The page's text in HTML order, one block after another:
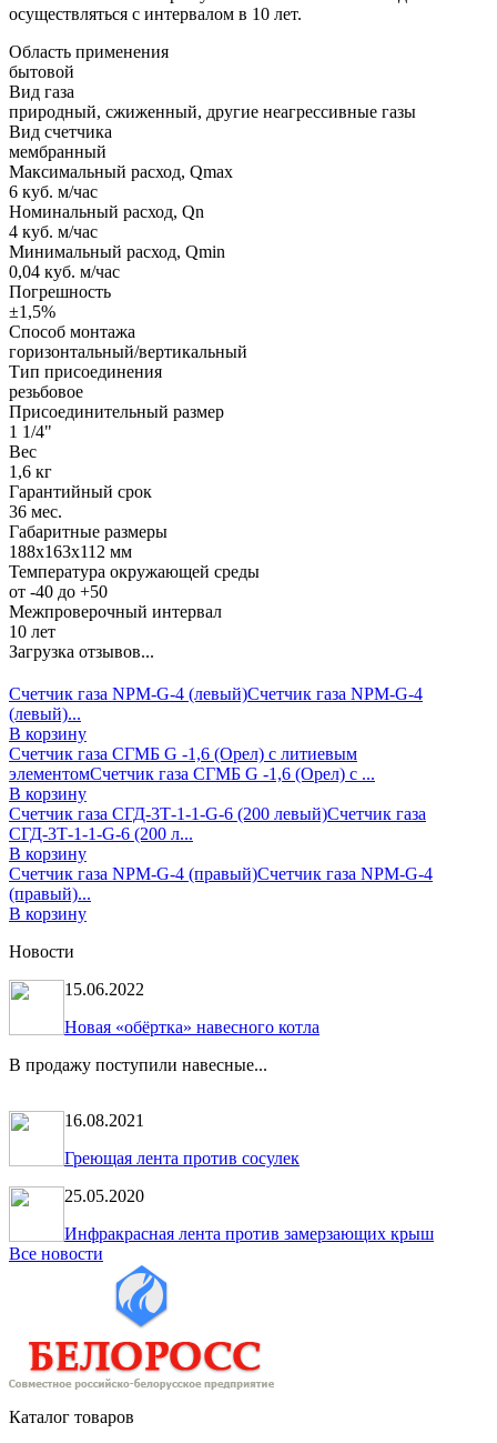
осуществляться с интервалом в 10 лет.
Область применения
бытовой
Вид газа
природный, сжиженный, другие неагрессивные газы
Вид счетчика
мембранный
Максимальный расход, Qmax
6 куб. м/час
Номинальный расход, Qn
4 куб. м/час
Минимальный расход, Qmin
0,04 куб. м/час
Погрешность
±1,5%
Способ монтажа
горизонтальный/вертикальный
Тип присоединения
резьбовое
Присоединительный размер
1 1/4"
Вес
1,6 кг
Гарантийный срок
36 мес.
Габаритные размеры
188х163х112 мм
Температура окружающей среды
от -40 до +50
Межпроверочный интервал
10 лет
Загрузка отзывов...
Счетчик газа NPM-G-4 (левый)Счетчик газа NPM-G-4
(левый)...
В корзину
Счетчик газа СГМБ G -1,6 (Орел) с литиевым
элементомСчетчик газа СГМБ G -1,6 (Орел) с ...
В корзину
Счетчик газа СГД-3Т-1-1-G-6 (200 левый)Счетчик газа
СГД-3Т-1-1-G-6 (200 л...
В корзину
Счетчик газа NPM-G-4 (правый)Счетчик газа NPM-G-4
(правый)...
В корзину
Новости
15.06.2022
Новая «обёртка» навесного котла
В продажу поступили навесные...
16.08.2021
Греющая лента против сосулек
25.05.2020
Инфракрасная лента против замерзающих крыш
Все новости
Каталог товаров